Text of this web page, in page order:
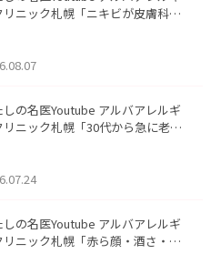
リニック札幌「ニキビが皮膚科で
た。
しの名医Youtube アルバアレルギ
リニック札幌「30代から急に老け
しの名医Youtube アルバアレルギ
リニック札幌「赤ら顔・酒さ・ニ